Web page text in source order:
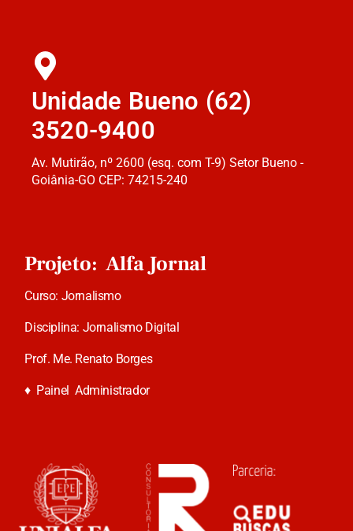
Unidade Bueno (62)
3520-9400
Av. Mutirão, nº 2600 (esq. com T-9) Setor Bueno -
Goiânia-GO CEP: 74215-240
Projeto: Alfa Jornal
Curso: Jornalismo
Disciplina: Jornalismo Digital
Prof. Me. Renato Borges
♦ Painel Administrador